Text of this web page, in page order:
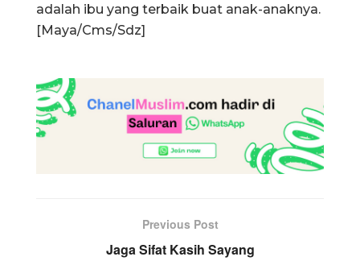
adalah ibu yang terbaik buat anak-anaknya.
[Maya/Cms/Sdz]
Previous Post
Jaga Sifat Kasih Sayang